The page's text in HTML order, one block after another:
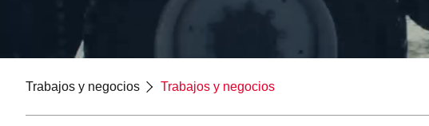
Trabajos y negocios Trabajos y negocios